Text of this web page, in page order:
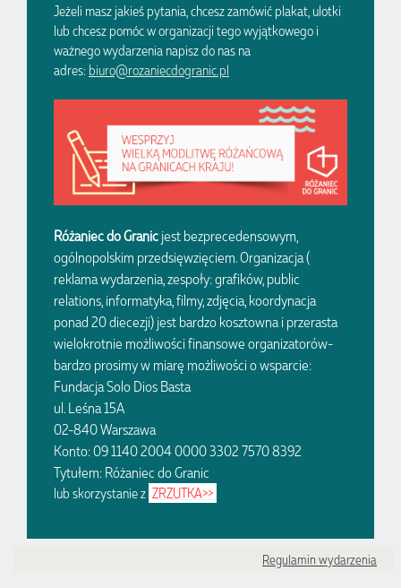
Jeżeli masz jakieś pytania, chcesz zamówić plakat, ulotki
lub chcesz pomóc w organizacji tego wyjątkowego i
ważnego wydarzenia napisz do nas na
adres: biuro@rozaniecdogranic.pl
Różaniec do Granicjest bezprecedensowym,
ogólnopolskim przedsięwzięciem. Organizacja (
reklama wydarzenia, zespoły: grafików, public
relations, informatyka, filmy, zdjęcia, koordynacja
ponad 20 diecezji) jest bardzo kosztowna i przerasta
wielokrotnie możliwości finansowe organizatorów-
bardzo prosimy w miarę możliwości o wsparcie:
Fundacja Solo Dios Basta
ul. Leśna 15A
02-840 Warszawa
Konto: 09 1140 2004 0000 3302 7570 8392
Tytułem: Różaniec do Granic
lub skorzystanie z ZRZUTKA>>
Regulamin wydarzenia